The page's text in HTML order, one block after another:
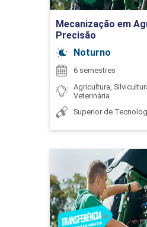
45
EMBRIOLOGIA ANIMAL
45
ESTÁGIO
EM ZOOTECNIA
VANESSA DAS DORES
WELINGTON MRAD
Mecanização em
Precisão
Noturno
6 semestres
Agricultura,
Veterinária
Superior de
Ir para
Agricultura
Detalhes